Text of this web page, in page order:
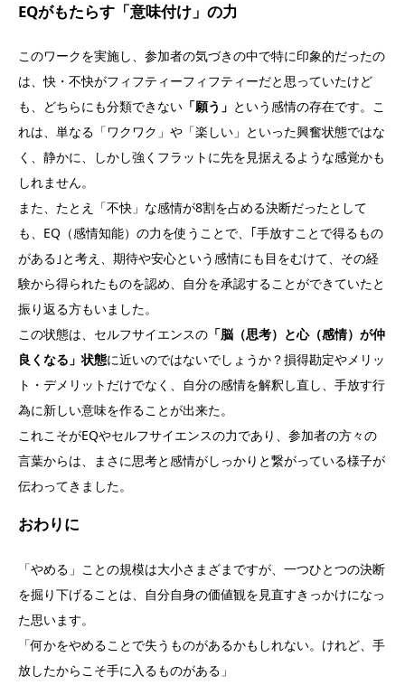
EQがもたらす「意味付け」の力
このワークを実施し、参加者の気づきの中で特に印象的だったの
は、快・不快がフィフティーフィフティーだと思っていたけど
も、どちらにも分類できない 「願う」 という感情の存在です。こ
れは、単なる「ワクワク」や「楽しい」といった興奮状態ではな
く、静かに、しかし強くフラットに先を見据えるような感覚かも
しれません。
また、たとえ「不快」な感情が8割を占める決断だったとして
も、EQ（感情知能）の力を使うことで、｢手放すことで得るもの
がある｣と考え、期待や安心という感情にも目をむけて、その経
験から得られたものを認め、自分を承認することができていたと
振り返る方もいました。
この状態は、セルフサイエンスの 「脳（思考）と心（感情）が仲
良くなる」状態に近いのではないでしょうか？損得勘定やメリッ
ト・デメリットだけでなく、自分の感情を解釈し直し、手放す行
為に新しい意味を作ることが出来た。
これこそがEQやセルフサイエンスの力であり、参加者の方々の
言葉からは、まさに思考と感情がしっかりと繋がっている様子が
伝わってきました。
おわりに
「やめる」ことの規模は大小さまざまですが、一つひとつの決断
を掘り下げることは、自分自身の価値観を見直すきっかけになっ
た思います。
「何かをやめることで失うものがあるかもしれない。けれど、手
放したからこそ手に入るものがある」